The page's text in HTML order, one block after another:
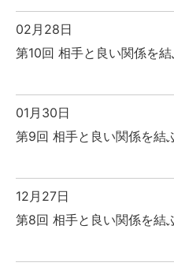
02月28日
第10回 相手と良い関係を
01月30日
第9回 相手と良い関係を結
12月27日
第8回 相手と良い関係を結